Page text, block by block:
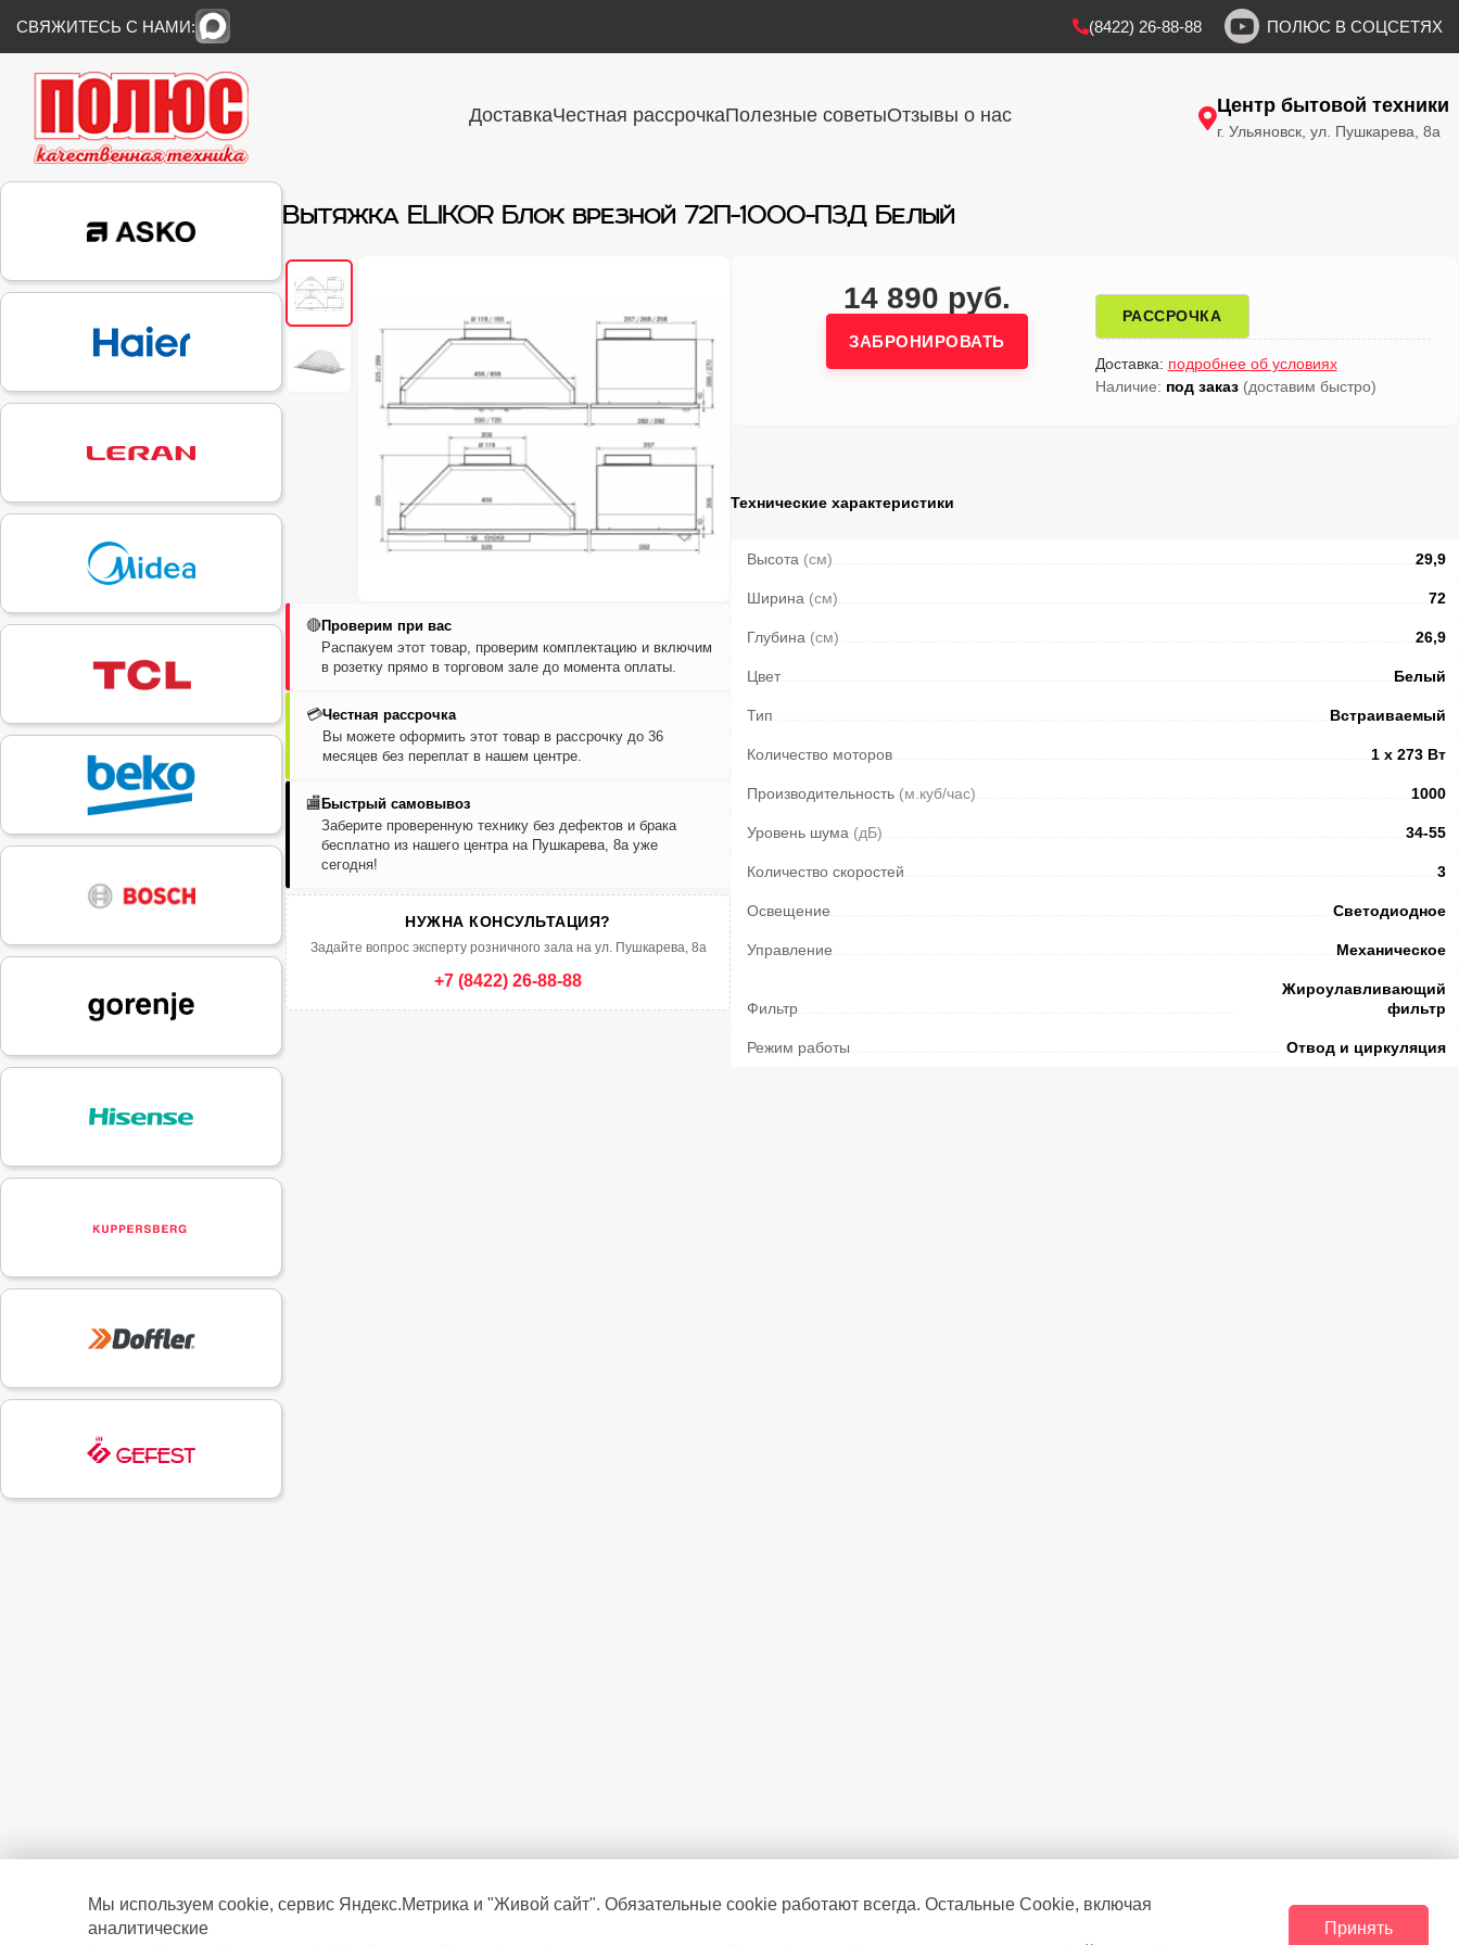
СВЯЖИТЕСЬ С НАМИ: (8422) 26-88-88 ПОЛЮС В СОЦСЕТЯХ
ДоставкаЧестная рассрочкаПолезные советыОтзывы о нас Центр бытовой техники
г. Ульяновск, ул. Пушкарева, 8а
Вытяжка ELIKOR Блок врезной 72П-1000-П3Д Белый
🔴Проверим при вас
Распакуем этот товар, проверим комплектацию и включим
в розетку прямо в торговом зале до момента оплаты.
💳Честная рассрочка
Вы можете оформить этот товар в рассрочку до 36
месяцев без переплат в нашем центре.
🏬 Быстрый самовывоз
Заберите проверенную технику без дефектов и брака
бесплатно из нашего центра на Пушкарева, 8а уже
сегодня!
НУЖНА КОНСУЛЬТАЦИЯ?
Задайте вопрос эксперту розничного зала на ул. Пушкарева, 8а
+7 (8422) 26-88-88
14 890 руб.
ЗАБРОНИРОВАТЬ
РАССРОЧКА
Доставка: подробнее об условиях
Наличие: под заказ(доставим быстро)
Технические характеристики
Высота (см) 29,9
Ширина (см) 72
Глубина (см) 26,9
Цвет Белый
Тип Встраиваемый
Количество моторов 1 х 273 Вт
Производительность (м.куб/час) 1000
Уровень шума (дБ) 34-55
Количество скоростей 3
Освещение Светодиодное
Управление Механическое
Фильтр
Жироулавливающий
фильтр
Режим работы Отвод и циркуляция
Мы используем cookie, сервис Яндекс.Метрика и "Живой сайт". Обязательные cookie работают всегда. Остальные Сookie, включая
аналитические
Принять